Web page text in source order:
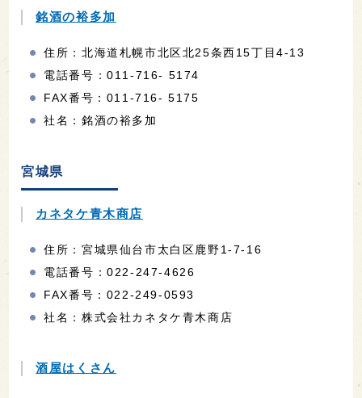
銘酒の裕多加
住所：北海道札幌市北区北25条西15丁目4-13
電話番号：011-716- 5174
FAX番号：011-716- 5175
社名：銘酒の裕多加
宮城県
カネタケ青木商店
住所：宮城県仙台市太白区鹿野1-7-16
電話番号：022-247-4626
FAX番号：022-249-0593
社名：株式会社カネタケ青木商店
酒屋はくさん